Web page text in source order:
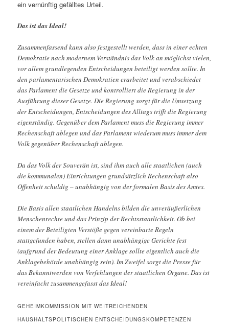
ein vernünftig gefälltes Urteil.
Das ist das Ideal!
Zusammenfassend kann also festgestellt werden, dass in einer echten
Demokratie nach modernem Verständnis das Volk an möglichst vielen,
vor allem grundlegenden Entscheidungen beteiligt werden sollte. In
den parlamentarischen Demokratien erarbeitet und verabschiedet
das Parlament die Gesetze und kontrolliert die Regierung in der
Ausführung dieser Gesetze. Die Regierung sorgt für die Umsetzung
der Entscheidungen, Entscheidungen des Alltags trifft die Regierung
eigenständig. Gegenüber dem Parlament muss die Regierung immer
Rechenschaft ablegen und das Parlament wiederum muss immer dem
Volk gegenüber Rechenschaft ablegen.
Da das Volk der Souverän ist, sind ihm auch alle staatlichen (auch
die kommunalen) Einrichtungen grundsätzlich Rechenschaft also
Offenheit schuldig – unabhängig von der formalen Basis des Amtes.
Die Basis allen staatlichen Handelns bilden die unveräußerlichen
Menschenrechte und das Prinzip der Rechtsstaatlichkeit. Ob bei
einem der Beteiligten Verstöße gegen vereinbarte Regeln
stattgefunden haben, stellen dann unabhängige Gerichte fest
(aufgrund der Bedeutung einer Anklage sollte eigentlich auch die
Anklagebehörde unabhängig sein). Im Zweifel sorgt die Presse für
das Bekanntwerden von Verfehlungen der staatlichen Organe. Das ist
vereinfacht zusammengefasst das Ideal!
GEHEIMKOMMISSION MIT WEITREICHENDEN
HAUSHALTSPOLITISCHEN ENTSCHEIDUNGSKOMPETENZEN